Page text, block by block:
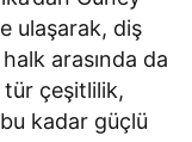
ulaşarak, diş
arasında da
tür çeşitlilik,
kadar güçlü